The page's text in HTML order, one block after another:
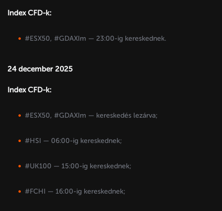
Index CFD-k:
#ESX50, #GDAXIm — 23:00-ig kereskednek.
24 december 2025
Index CFD-k:
#ESX50, #GDAXIm — kereskedés lezárva;
#HSI — 06:00-ig kereskednek;
#UK100 — 15:00-ig kereskednek;
#FCHI — 16:00-ig kereskednek;